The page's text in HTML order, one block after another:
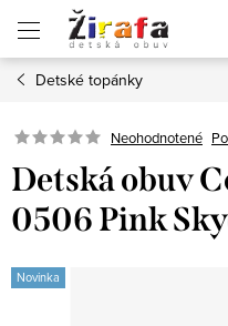
obsah
Detské topánky
Neohodnotené
Detská obuv
0506 Pink
Novinka